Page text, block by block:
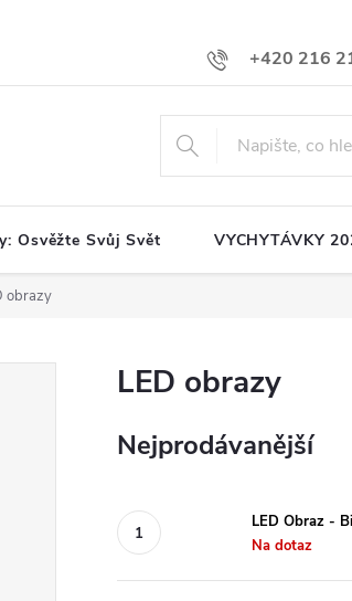
+420 216
Osvěžte Svůj Svět VYCHYTÁVKY
obrazy
LED obrazy
Nejprodávanější
LED Obraz -
Na dotaz